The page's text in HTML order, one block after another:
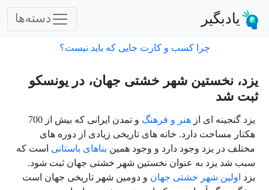
یادبگیر دسته‌ها
چرا کسب و کارت جایی که باید نیست؟
یزد، نخستین شهر خشتی جهان، در یونسکو
ثبت شد
یزد گنجینه ای از هنر و فرهنگ
و تمدن ایرانی که بیش از 700
هکتار مساحت دارد. خانه های تاریخی زیادی از دوره های
مختلف در یزد وجود دارد و وجود همین بناهای باستانی است که
سبب شد یزد به عنوان نخستین شهر خشتی جهان ثبت شود.
یزد اولین شهر خشتی جهان و دومین شهر تاریخی جهان است